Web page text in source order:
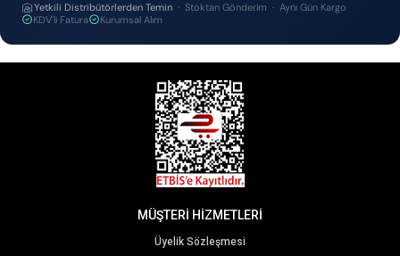
Yetkili Distribütörlerden Temin · Stoktan Gönderim · Aynı Gün Kargo
KDV'li Fatura
Kurumsal Alım
MÜŞTERİ HİZMETLERİ
Üyelik Sözleşmesi